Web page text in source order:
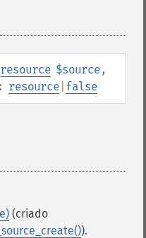
resource $source,
resource false
(criado
).